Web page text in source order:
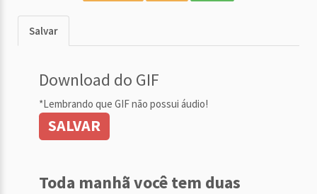
Salvar
Download do GIF
*Lembrando que GIF não possui áudio!
SALVAR
Toda manhã você tem duas